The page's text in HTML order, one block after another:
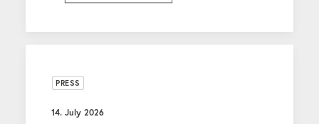
PRESS
14. July 2026